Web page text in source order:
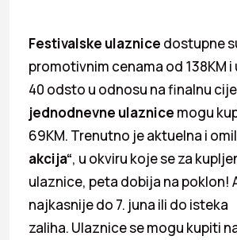
Festivalske ulaznice dostupne
promotivnim cenama od 138KM
40 odsto u odnosu na finalnu
jednodnevne ulaznice mogu
69KM. Trenutno je aktuelna i
akcija“, u okviru koje se za
ulaznice, peta dobija na poklon!
najkasnije do 7. juna ili do isteka
zaliha. Ulaznice se mogu kupiti